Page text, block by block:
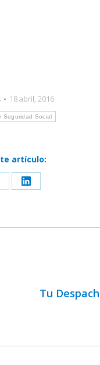
18 abril, 2016
Seguridad Social
artículo:
Share
LinkedIn
Publicación
Tu